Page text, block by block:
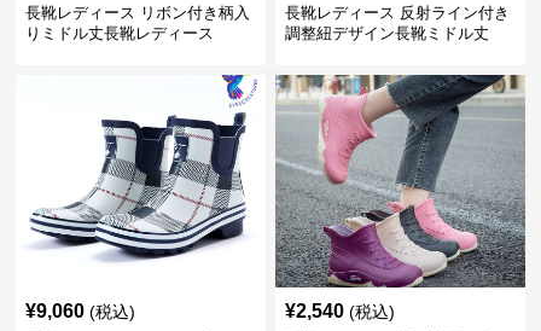
長靴レディース リボン付き柄入
りミドル丈長靴レディース
長靴レディース 反射ライン付き
調整紐デザイン長靴ミドル丈
¥9,060 (税込) ¥2,540 (税込)